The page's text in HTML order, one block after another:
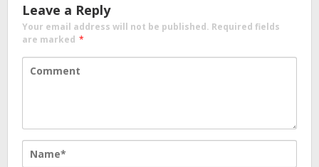
Leave a Reply
Your email address will not be published. Required fields
are marked *